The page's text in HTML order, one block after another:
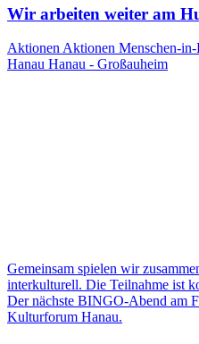
Wir arbeiten weiter am
Aktionen Aktionen Menschen-in-
Hanau Hanau - Großauheim
Gemeinsam spielen wir
interkulturell. Die Teilnahme ist
Der nächste BINGO-Abend am
Kulturforum Hanau.